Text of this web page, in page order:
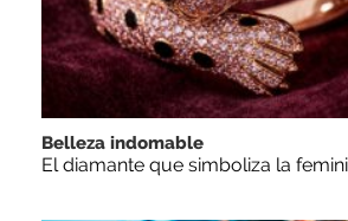
Belleza indomable
El diamante que simboliza la